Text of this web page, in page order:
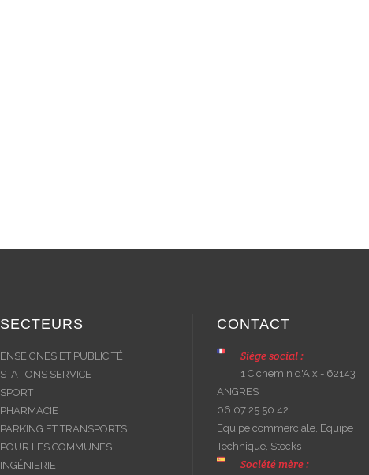
SECTEURS
ENSEIGNES ET PUBLICITÉ
STATIONS SERVICE
SPORT
PHARMACIE
PARKING ET TRANSPORTS
POUR LES COMMUNES
INGÉNIERIE
CONTACT
Siège social :
1 C chemin d'Aix - 62143
ANGRES
06 07 25 50 42
Equipe commerciale, Equipe
Technique, Stocks
Société mère :